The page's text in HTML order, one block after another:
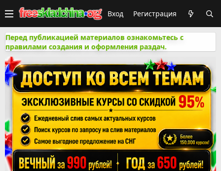
Вход Регистрация
Перед публикацией материалов ознакомьтесь с
правилами создания и оформления раздач.